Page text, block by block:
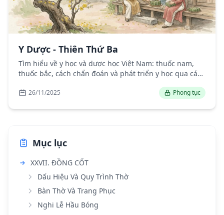
Y Dược - Thiên Thứ Ba
Tìm hiểu về y học và dược học Việt Nam: thuốc nam,
thuốc bắc, cách chẩn đoán và phát triển y học qua các
26/11/2025 Phong tục
Mục lục
XXVII. ĐỒNG CỐT
Dấu Hiệu Và Quy Trình Thờ
Bàn Thờ Và Trang Phục
Nghi Lễ Hầu Bóng